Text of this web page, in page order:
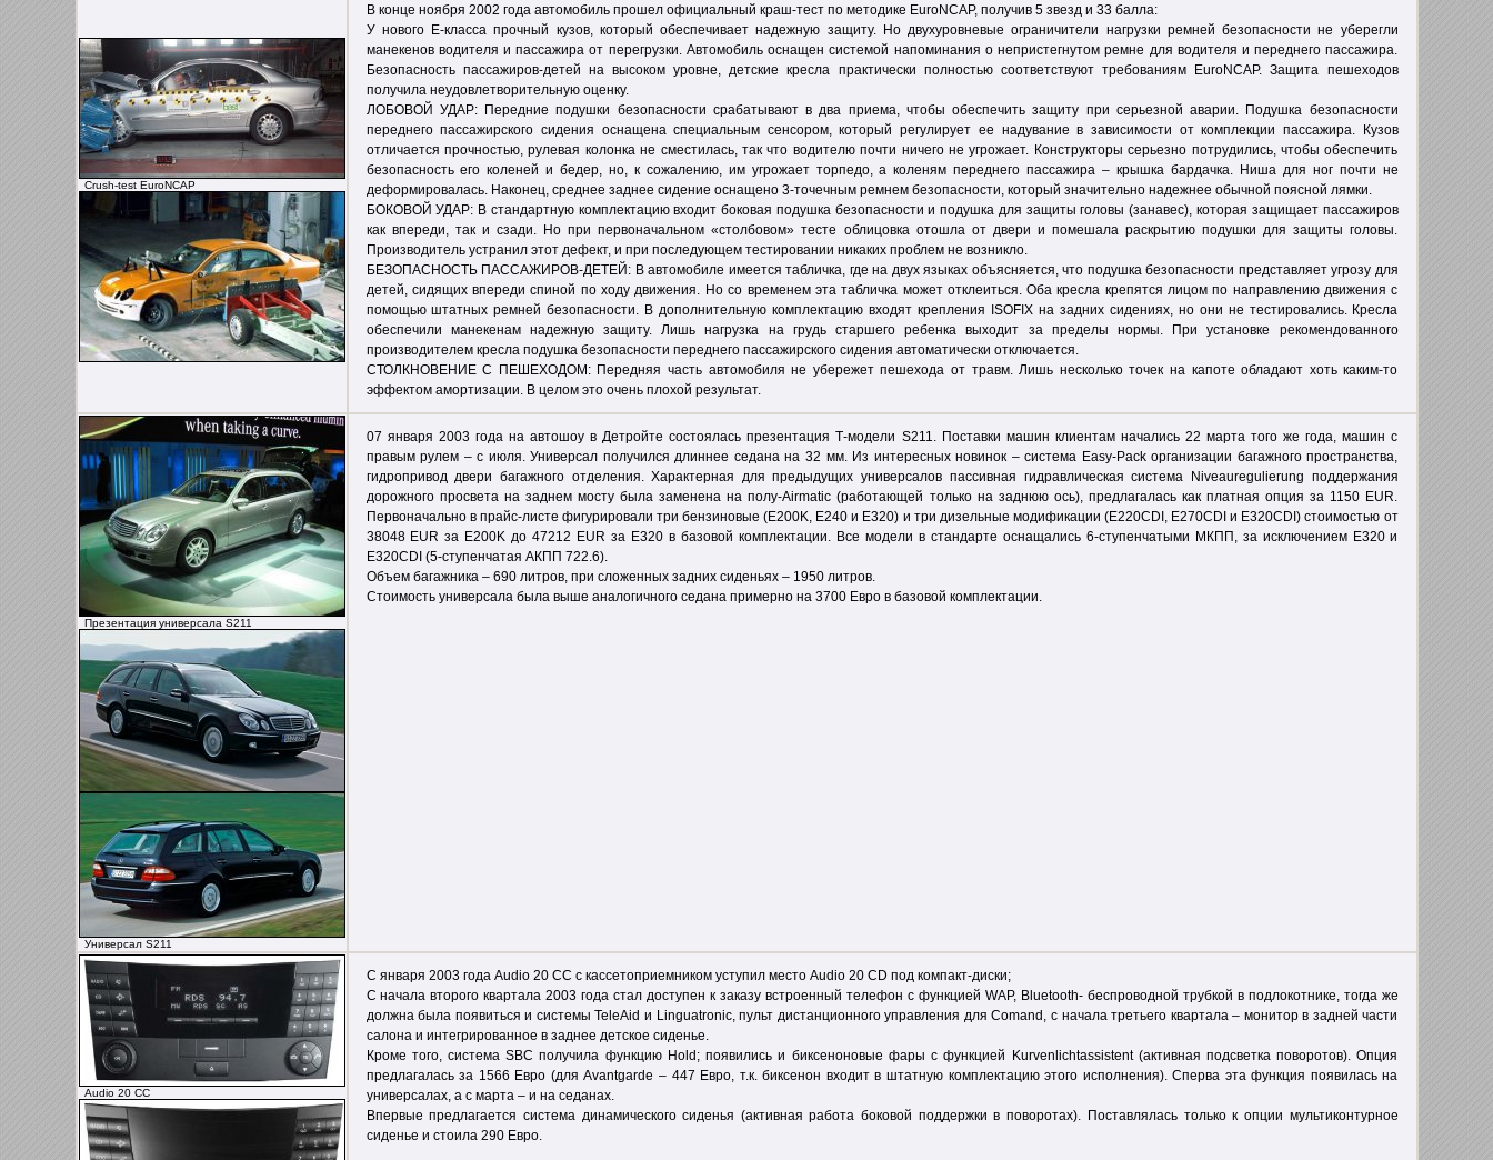
Crush-test EuroNCAP
В конце ноября 2002 года автомобиль прошел официальный краш-тест по методике EuroNCAP, получив 5 звезд и 33 балла:
У нового Е-класса прочный кузов, который обеспечивает надежную защиту. Но двухуровневые ограничители нагрузки ремней безопасности не уберегли
манекенов водителя и пассажира от перегрузки. Автомобиль оснащен системой напоминания о непристегнутом ремне для водителя и переднего пассажира.
Безопасность пассажиров-детей на высоком уровне, детские кресла практически полностью соответствуют требованиям EuroNCAP. Защита пешеходов
получила неудовлетворительную оценку.
ЛОБОВОЙ УДАР: Передние подушки безопасности срабатывают в два приема, чтобы обеспечить защиту при серьезной аварии. Подушка безопасности
переднего пассажирского сидения оснащена специальным сенсором, который регулирует ее надувание в зависимости от комплекции пассажира. Кузов
отличается прочностью, рулевая колонка не сместилась, так что водителю почти ничего не угрожает. Конструкторы серьезно потрудились, чтобы обеспечить
безопасность его коленей и бедер, но, к сожалению, им угрожает торпедо, а коленям переднего пассажира – крышка бардачка. Ниша для ног почти не
деформировалась. Наконец, среднее заднее сидение оснащено 3-точечным ремнем безопасности, который значительно надежнее обычной поясной лямки.
БОКОВОЙ УДАР: В стандартную комплектацию входит боковая подушка безопасности и подушка для защиты головы (занавес), которая защищает пассажиров
как впереди, так и сзади. Но при первоначальном «столбовом» тесте облицовка отошла от двери и помешала раскрытию подушки для защиты головы.
Производитель устранил этот дефект, и при последующем тестировании никаких проблем не возникло.
БЕЗОПАСНОСТЬ ПАССАЖИРОВ-ДЕТЕЙ: В автомобиле имеется табличка, где на двух языках объясняется, что подушка безопасности представляет угрозу для
детей, сидящих впереди спиной по ходу движения. Но со временем эта табличка может отклеиться. Оба кресла крепятся лицом по направлению движения с
помощью штатных ремней безопасности. В дополнительную комплектацию входят крепления ISOFIX на задних сидениях, но они не тестировались. Кресла
обеспечили манекенам надежную защиту. Лишь нагрузка на грудь старшего ребенка выходит за пределы нормы. При установке рекомендованного
производителем кресла подушка безопасности переднего пассажирского сидения автоматически отключается.
СТОЛКНОВЕНИЕ С ПЕШЕХОДОМ: Передняя часть автомобиля не убережет пешехода от травм. Лишь несколько точек на капоте обладают хоть каким-то
эффектом амортизации. В целом это очень плохой результат.
Презентация универсала S211
Универсал S211
07 января 2003 года на автошоу в Детройте состоялась презентация Т-модели S211. Поставки машин клиентам начались 22 марта того же года, машин с
правым рулем – с июля. Универсал получился длиннее седана на 32 мм. Из интересных новинок – система Easy-Pack организации багажного пространства,
гидропривод двери багажного отделения. Характерная для предыдущих универсалов пассивная гидравлическая система Niveauregulierung поддержания
дорожного просвета на заднем мосту была заменена на полу-Airmatic (работающей только на заднюю ось), предлагалась как платная опция за 1150 EUR.
Первоначально в прайс-листе фигурировали три бензиновые (E200K, E240 и E320) и три дизельные модификации (E220CDI, E270CDI и E320CDI) стоимостью от
38048 EUR за E200K до 47212 EUR за Е320 в базовой комплектации. Все модели в стандарте оснащались 6-ступенчатыми МКПП, за исключением Е320 и
Е320CDI (5-ступенчатая АКПП 722.6).
Объем багажника – 690 литров, при сложенных задних сиденьях – 1950 литров.
Стоимость универсала была выше аналогичного седана примерно на 3700 Евро в базовой комплектации.
Audio 20 CC
С января 2003 года Audio 20 CC с кассетоприемником уступил место Audio 20 CD под компакт-диски;
С начала второго квартала 2003 года стал доступен к заказу встроенный телефон с функцией WAP, Bluetooth- беспроводной трубкой в подлокотнике, тогда же
должна была появиться и системы TeleAid и Linguatronic, пульт дистанционного управления для Comand, с начала третьего квартала – монитор в задней части
салона и интегрированное в заднее детское сиденье.
Кроме того, система SBC получила функцию Hold; появились и биксеноновые фары с функцией Kurvenlichtassistent (активная подсветка поворотов). Опция
предлагалась за 1566 Евро (для Avantgarde – 447 Евро, т.к. биксенон входит в штатную комплектацию этого исполнения). Сперва эта функция появилась на
универсалах, а с марта – и на седанах.
Впервые предлагается система динамического сиденья (активная работа боковой поддержки в поворотах). Поставлялась только к опции мультиконтурное
сиденье и стоила 290 Евро.